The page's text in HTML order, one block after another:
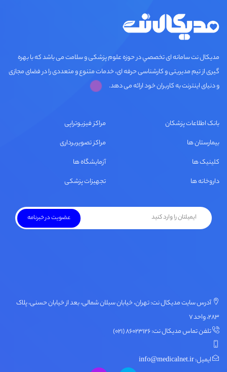
مديكال نت سامانه ای تخصصي در حوزه علوم پزشکی و سلامت می باشد که با بهره
گیری از تیم مدیریتی و کارشناسی حرفه ای، خدمات متنوع و متعددی را در فضای مجازی
و دنیای اینترنت به کاربران خود ارائه می دهد.
بانک اطلاعات پزشکان
بیمارستان ها
کلینیک ها
داروخانه ها
مراکز فیزیوتراپی
مراکز تصویربرداری
آزمایشگاه ها
تجهیزات پزشکی
آدرس سایت مدیکال نت: تهران، خیابان سبلان شمالی، بعد از خیابان حسنی، پلاک
۲۸۳، واحد ۷
تلفن تماس مدیکال نت: ۸۶۰۲۳۱۲۶ (۰۲۱)
ایمیل: info@medicalnet.ir